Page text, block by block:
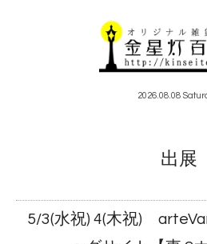
2026.08.08
出展
5/3(水祝) 4(木祝)